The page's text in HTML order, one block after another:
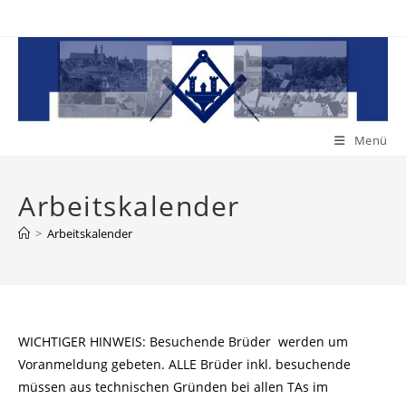
Inhalt
Menü
Arbeitskalender
> Arbeitskalender
WICHTIGER HINWEIS: Besuchende Brüder werden um
Voranmeldung gebeten. ALLE Brüder inkl. besuchende
müssen aus technischen Gründen bei allen TAs im